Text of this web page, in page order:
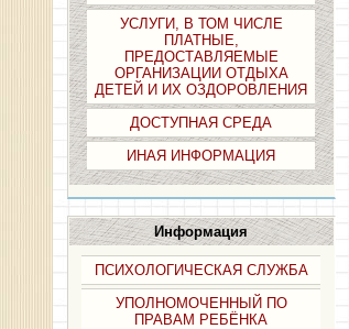
УСЛУГИ, В ТОМ ЧИСЛЕ
ПЛАТНЫЕ,
ПРЕДОСТАВЛЯЕМЫЕ
ОРГАНИЗАЦИИ ОТДЫХА
ДЕТЕЙ И ИХ ОЗДОРОВЛЕНИЯ
ДОСТУПНАЯ СРЕДА
ИНАЯ ИНФОРМАЦИЯ
Информация
ПСИХОЛОГИЧЕСКАЯ СЛУЖБА
УПОЛНОМОЧЕННЫЙ ПО
ПРАВАМ РЕБЁНКА